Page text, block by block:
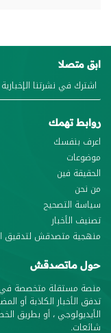
ابق متصلا
روابط تهمك
اعرف بنفسك
موضوعات
الحقيقة فين
من نحن
سياسة التصحيح
تصنيف الأخبار
منهجية متصدقش لتدقيق
حول ماتصدقش
منصة مستقلة متخصصة في
تدفق الأخبار الكاذبة أو
الأيديولوجي ، أو بطريق
شائعات.